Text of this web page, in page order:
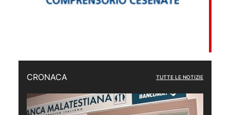
CRONACA TUTTE LE NOTIZIE